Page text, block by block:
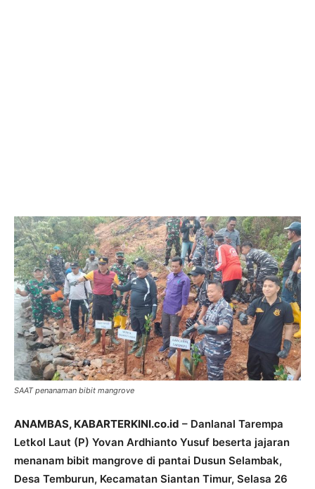
SAAT penanaman bibit mangrove
ANAMBAS, KABARTERKINI.co.id – Danlanal Tarempa
Letkol Laut (P) Yovan Ardhianto Yusuf beserta jajaran
menanam bibit mangrove di pantai Dusun Selambak,
Desa Temburun, Kecamatan Siantan Timur, Selasa 26